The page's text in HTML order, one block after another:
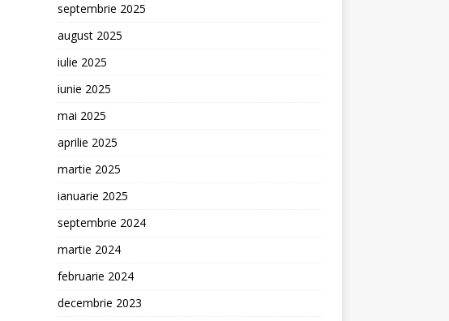
septembrie 2025
august 2025
iulie 2025
iunie 2025
mai 2025
aprilie 2025
martie 2025
ianuarie 2025
septembrie 2024
martie 2024
februarie 2024
decembrie 2023